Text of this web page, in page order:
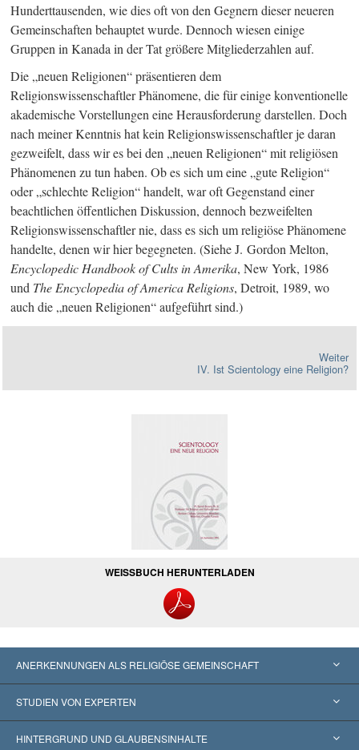
Hunderttausenden, wie dies oft von den Gegnern dieser neueren
Gemeinschaften behauptet wurde. Dennoch wiesen einige
Gruppen in Kanada in der Tat größere Mitgliederzahlen auf.
Die „neuen Religionen“ präsentieren dem
Religionswissenschaftler Phänomene, die für einige konventionelle
akademische Vorstellungen eine Herausforderung darstellen. Doch
nach meiner Kenntnis hat kein Religionswissenschaftler je daran
gezweifelt, dass wir es bei den „neuen Religionen“ mit religiösen
Phänomenen zu tun haben. Ob es sich um eine „gute Religion“
oder „schlechte Religion“ handelt, war oft Gegenstand einer
beachtlichen öffentlichen Diskussion, dennoch bezweifelten
Religionswissenschaftler nie, dass es sich um religiöse Phänomene
handelte, denen wir hier begegneten. (Siehe J. Gordon Melton,
Encyclopedic Handbook of Cults in Amerika, New York, 1986
und The Encyclopedia of America Religions, Detroit, 1989, wo
auch die „neuen Religionen“ aufgeführt sind.)
Weiter
IV. Ist Scientology eine Religion?
WEISSBUCH HERUNTERLADEN
ANERKENNUNGEN ALS RELIGIÖSE GEMEINSCHAFT
Vereinigte Staaten von Amerika
Weltweite Anerkennungen
STUDIEN VON EXPERTEN
Gutachten nach Kategorie
HINTERGRUND UND GLAUBENSINHALTE